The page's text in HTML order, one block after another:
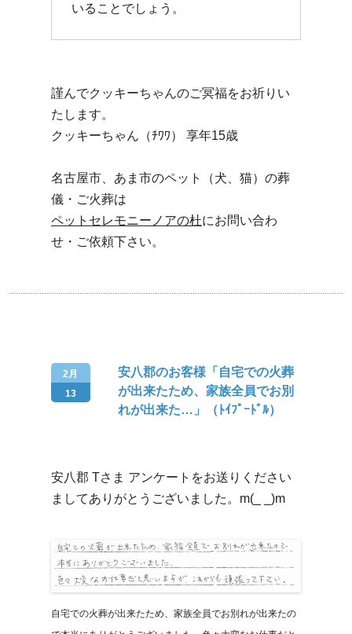
いることでしょう。
謹んでクッキーちゃんのご冥福をお祈りい
たします。
クッキーちゃん（ﾁﾜﾜ） 享年15歳
名古屋市、あま市のペット（犬、猫）の葬
儀・ご火葬は
ペットセレモニーノアの杜にお問い合わ
せ・ご依頼下さい。
2月
13
安八郡のお客様「自宅での火葬
が出来たため、家族全員でお別
れが出来た…」（ﾄｲﾌﾟｰﾄﾞﾙ）
安八郡 Tさま アンケートをお送りください
ましてありがとうございました。m(_ _)m
自宅での火葬が出来たため、家族全員でお別れが出来たの